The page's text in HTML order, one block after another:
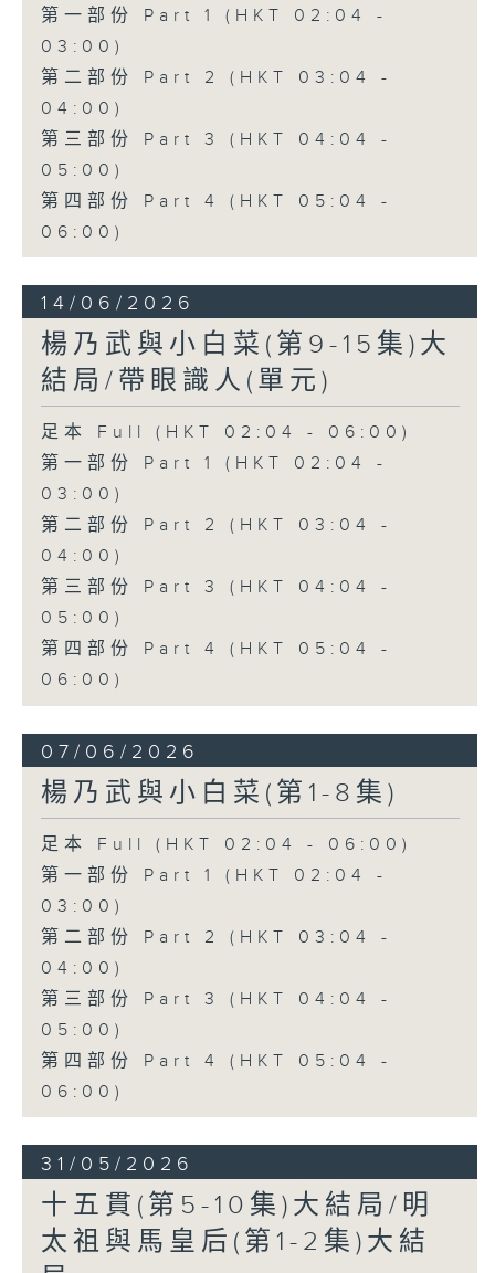
第一部份 Part 1 (HKT 02:04 -
03:00)
第二部份 Part 2 (HKT 03:04 -
04:00)
第三部份 Part 3 (HKT 04:04 -
05:00)
第四部份 Part 4 (HKT 05:04 -
06:00)
14/06/2026
楊乃武與小白菜(第9-15集)大
結局/帶眼識人(單元)
足本 Full (HKT 02:04 - 06:00)
第一部份 Part 1 (HKT 02:04 -
03:00)
第二部份 Part 2 (HKT 03:04 -
04:00)
第三部份 Part 3 (HKT 04:04 -
05:00)
第四部份 Part 4 (HKT 05:04 -
06:00)
07/06/2026
楊乃武與小白菜(第1-8集)
足本 Full (HKT 02:04 - 06:00)
第一部份 Part 1 (HKT 02:04 -
03:00)
第二部份 Part 2 (HKT 03:04 -
04:00)
第三部份 Part 3 (HKT 04:04 -
05:00)
第四部份 Part 4 (HKT 05:04 -
06:00)
31/05/2026
十五貫(第5-10集)大結局/明
太祖與馬皇后(第1-2集)大結